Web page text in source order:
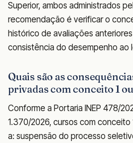
Superior, ambos administrados
recomendação é verificar o
histórico de avaliações
consistência do desempenho ao
Quais são as
privadas com conceito 1
Conforme a Portaria INEP 478/
1.370/2026, cursos com conceito
a: suspensão do processo